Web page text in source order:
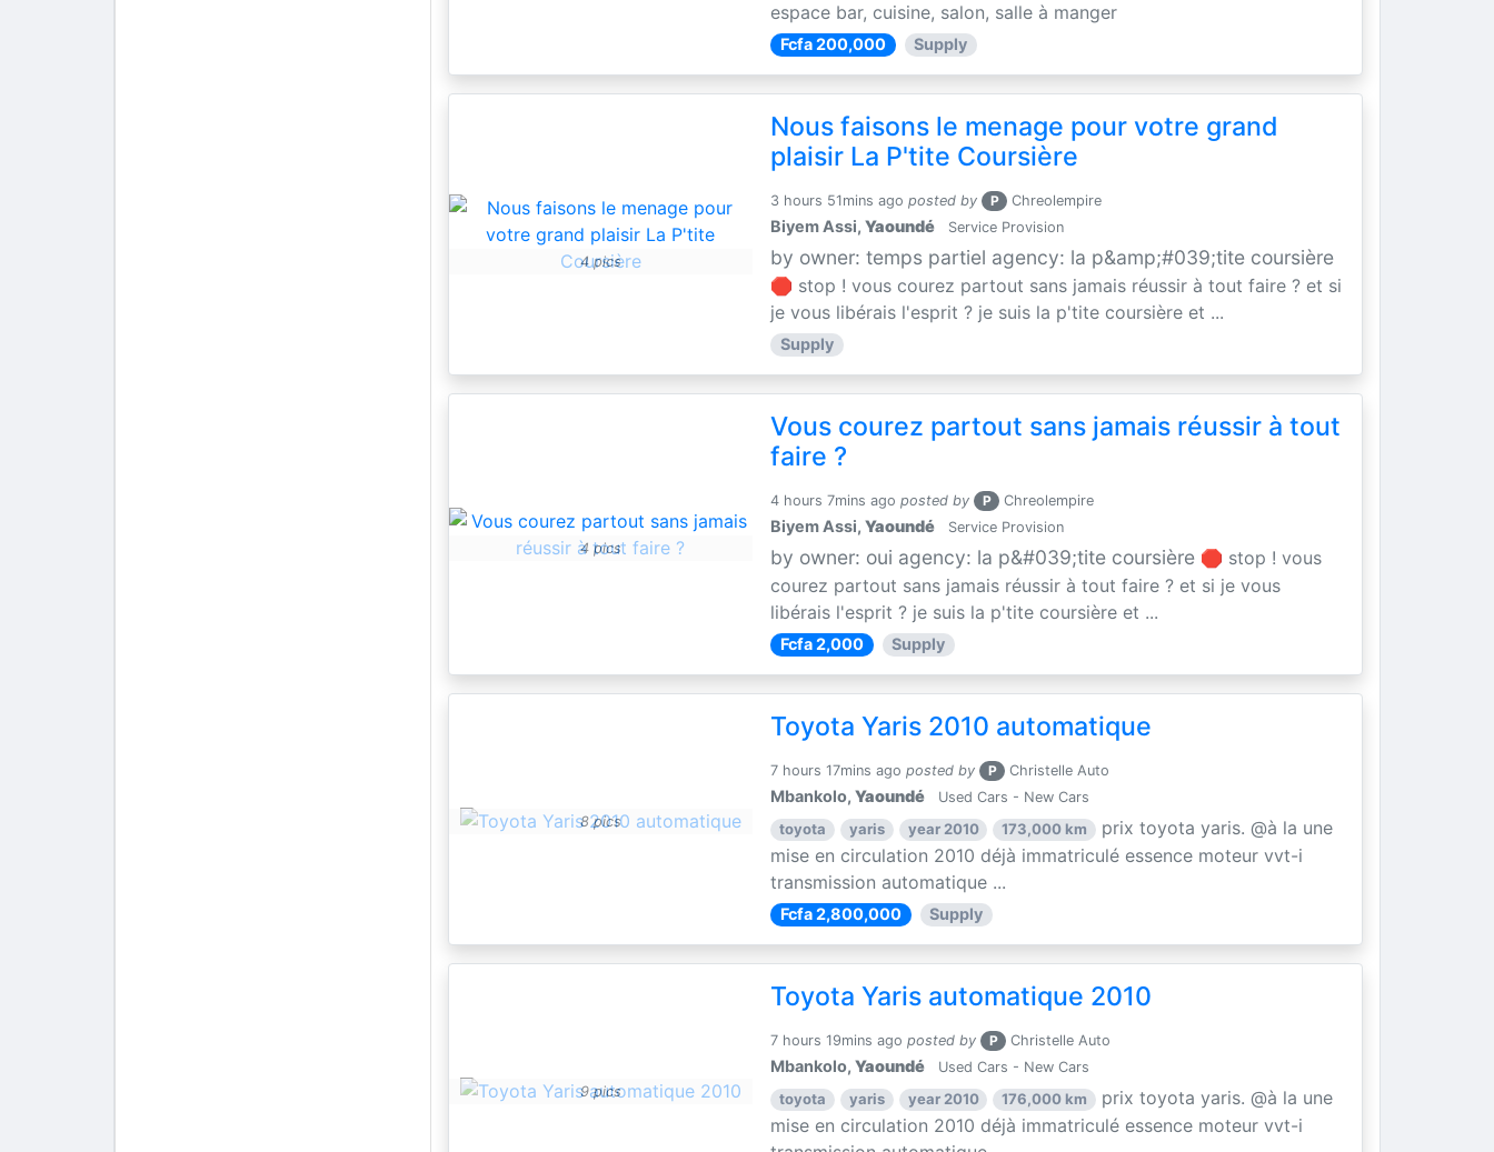
espace bar, cuisine, salon, salle à manger
Fcfa 200,000 Supply
4 pics
Nous faisons le menage pour votre grand
plaisir La P'tite Coursière
3 hours 51mins ago posted by P Chreolempire
Biyem Assi,Yaoundé Service Provision
by owner: temps partiel agency: la p&amp;#039;tite coursière
🛑 stop ! vous courez partout sans jamais réussir à tout faire ? et si
je vous libérais l'esprit ? je suis la p'tite coursière et ...
Supply
4 pics
Vous courez partout sans jamais réussir à tout
faire ?
4 hours 7mins ago posted by P Chreolempire
Biyem Assi,Yaoundé Service Provision
by owner: oui agency: la p&#039;tite coursière 🛑 stop ! vous
courez partout sans jamais réussir à tout faire ? et si je vous
libérais l'esprit ? je suis la p'tite coursière et ...
Fcfa 2,000 Supply
8 pics
Toyota Yaris 2010 automatique
7 hours 17mins ago posted by P Christelle Auto
Mbankolo,Yaoundé Used Cars - New Cars
toyota yaris year 2010 173,000 km
prix toyota yaris. @à la une
mise en circulation 2010 déjà immatriculé essence moteur vvt-i
transmission automatique ...
Fcfa 2,800,000 Supply
9 pics
Toyota Yaris automatique 2010
7 hours 19mins ago posted by P Christelle Auto
Mbankolo,Yaoundé Used Cars - New Cars
toyota yaris year 2010 176,000 km
prix toyota yaris. @à la une
mise en circulation 2010 déjà immatriculé essence moteur vvt-i